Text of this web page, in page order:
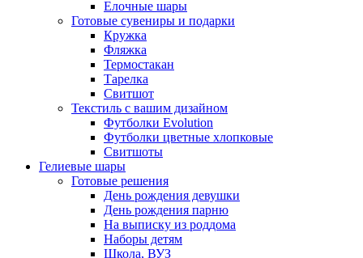
Елочные шары
Готовые сувениры и подарки
Кружка
Фляжка
Термостакан
Тарелка
Свитшот
Текстиль с вашим дизайном
Футболки Evolution
Футболки цветные хлопковые
Свитшоты
Гелиевые шары
Готовые решения
День рождения девушки
День рождения парню
На выписку из роддома
Наборы детям
Школа, ВУЗ